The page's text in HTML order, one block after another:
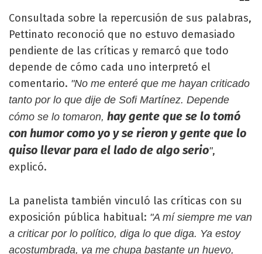
Consultada sobre la repercusión de sus palabras,
Pettinato reconoció que no estuvo demasiado
pendiente de las críticas y remarcó que todo
depende de cómo cada uno interpretó el
comentario. "No me enteré que me hayan criticado
tanto por lo que dije de Sofi Martínez. Depende
cómo se lo tomaron, hay gente que se lo tomó
con humor como yo y se rieron y gente que lo
quiso llevar para el lado de algo serio",
explicó.
La panelista también vinculó las críticas con su
exposición pública habitual: "A mí siempre me van
a criticar por lo político, diga lo que diga. Ya estoy
acostumbrada, ya me chupa bastante un huevo,